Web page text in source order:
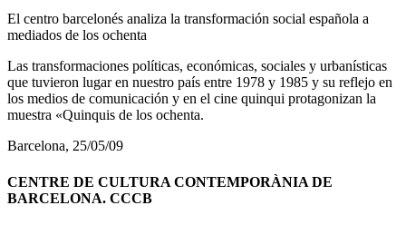
El centro barcelonés analiza la transformación social española a
mediados de los ochenta
Las transformaciones políticas, económicas, sociales y urbanísticas
que tuvieron lugar en nuestro país entre 1978 y 1985 y su reflejo en
los medios de comunicación y en el cine quinqui protagonizan la
muestra «Quinquis de los ochenta.
Barcelona, 25/05/09
CENTRE DE CULTURA CONTEMPORÀNIA DE
BARCELONA. CCCB